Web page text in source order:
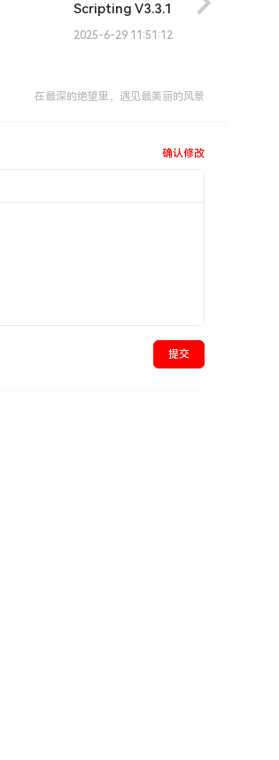
Scripting V3.3.1
2025-6-29 11:51:12
在最深的绝望里，遇见最美丽的风景
确认修改
提交